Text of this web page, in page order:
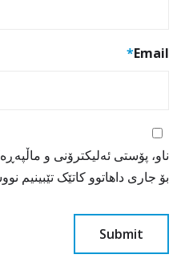
Email
*
ناو، پۆستی ئەلیکترۆنی و
بۆ جاری داهاتوو کاتێک تێبینیم